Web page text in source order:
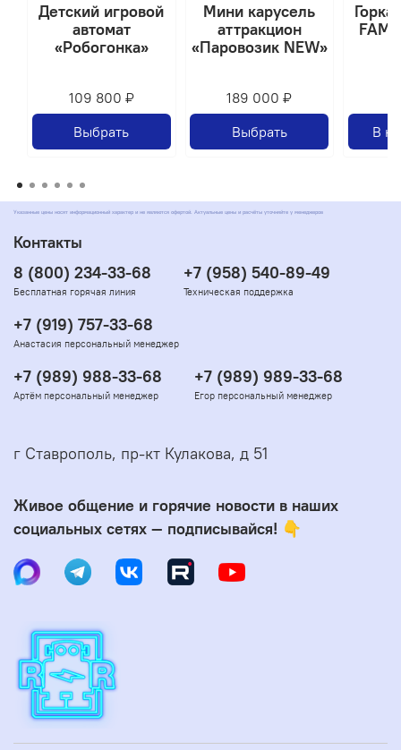
Детский игровой
автомат
«Робогонка»
109 800 ₽
Выбрать
Мини карусель
аттракцион
«Паровозик NEW»
189 000 ₽
Выбрать
В
Указанные цены носят информационный характер и не являются офертой. Актуальные цены и расчёты уточняйте у менеджеров
Контакты
8 (800) 234-33-68
Бесплатная горячая линия
+7 (958) 540-89-49
Техническая поддержка
+7 (919) 757-33-68
Анастасия персональный менеджер
+7 (989) 988-33-68
Артём персональный менеджер
+7 (989) 989-33-68
Егор персональный менеджер
г Ставрополь, пр-кт Кулакова, д 51
Живое общение и горячие новости в наших
социальных сетях — подписывайся! 👇